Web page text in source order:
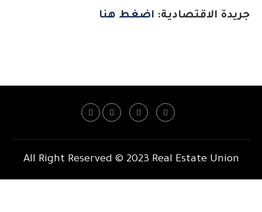
جريدة الاقتصادية: اضغط هنا
All Right Reserved © 2023 Real Estate Union